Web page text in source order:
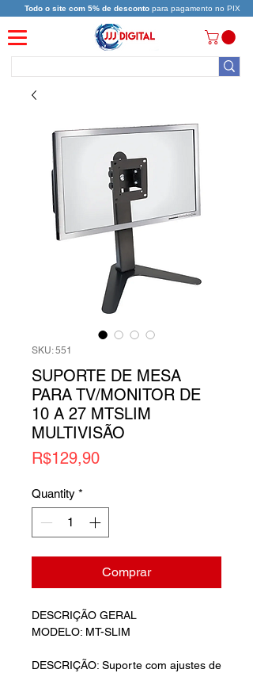
Todo o site com 5% de desconto para pagamento no PIX
SKU: 551
SUPORTE DE MESA
PARA TV/MONITOR DE
10 A 27 MTSLIM
MULTIVISÃO
R$129,90Price
Quantity *
Comprar
DESCRIÇÃO GERAL
MODELO: MT-SLIM
DESCRIÇÃO: Suporte com ajustes de